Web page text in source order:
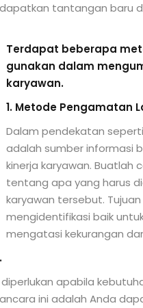
tantangan baru
Terdapat beberapa
gunakan dalam
karyawan.
1. Metode Pengamatan
Dalam pendekatan
adalah sumber informasi
kinerja karyawan.
tentang apa yang harus
karyawan tersebut.
mengidentifikasi baik
mengatasi kekurangan
apabila
ini adalah Anda